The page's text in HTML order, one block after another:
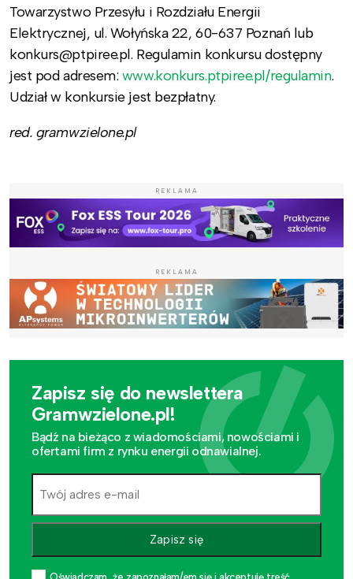
Towarzystwo Przesyłu i Rozdziału Energii
Elektrycznej, ul. Wołyńska 22, 60-637 Poznań lub
konkurs@ptpiree.pl. Regulamin konkursu dostępny
jest pod adresem: www.konkurs.ptpiree.pl/regulamin.
Udział w konkursie jest bezpłatny.
red. gramwzielone.pl
REKLAMA
REKLAMA
Zapisz się do newslettera
Gramwzielone.pl!
Bądź na bieżąco z wiadomościami, nowościami i
ofertami firm z rynku energii odnawialnej.
Zapisz się